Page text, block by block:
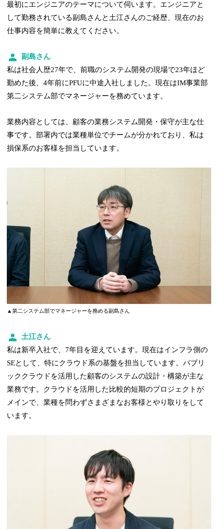
最初にエンジニアのテーマについて伺います。エンジニアと
して勤務されている副島さんと土江さんのご経歴、現在のお
仕事内容を簡単に教えてください。
副島さん
私は社会人歴27年で、前職のシステム開発の現場で23年ほど
勤めた後、4年前にPFUに中途入社しました。現在はIM事業部
第二システム部でマネージャーを務めています。
業務内容としては、顧客の業務システム開発・保守が主な仕
事です。部署内では業種単位でチームが分かれており、私は
損保系のお客様を担当しています。
▲第二システム部でマネージャーを務める副島さん
土江さん
私は新卒入社で、7年目を迎えています。現在はインフラ側の
SEとして、特にクラウド系の基盤を担当しています。パブリ
ッククラウドを活用した顧客のシステムの設計・構築が主な
業務です。クラウドを活用した比較的短期のプロジェクトが
メインで、業種を問わずさまざまなお客様とやり取りをして
います。